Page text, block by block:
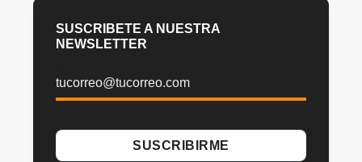
SUSCRIBETE A NUESTRA
NEWSLETTER